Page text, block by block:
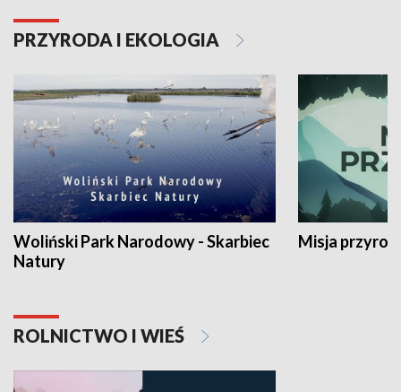
PRZYRODA I EKOLOGIA
Woliński Park Narodowy - Skarbiec
Natury
Misja
ROLNICTWO I WIEŚ